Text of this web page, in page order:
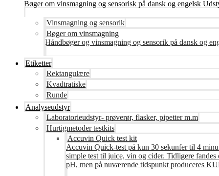
Bøger om vinsmagning og sensorisk på dansk og engelsk
Vinsmagning og sensorik
Bøger om vinsmagning
Håndbøger og vinsmagning og sensorik på dansk og
Etiketter
Rektangulære
Kvadtratiske
Runde
Analyseudstyr
Laboratorieudstyr- prøverør, flasker, pipetter m.m
Hurtigmetoder testkits
Accuvin Quick test kit
Accuvin Quick-test på kun 30 sekunfer til 4
simple test til juice, vin og cider. Tidligere
pH, men på nuværende tidspunkt produceres